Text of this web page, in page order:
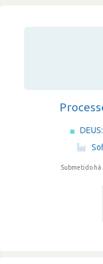
Submetido há